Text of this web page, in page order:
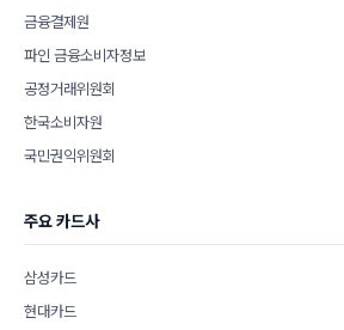
금융결제원
파인 금융소비자정보
공정거래위원회
한국소비자원
국민권익위원회
주요 카드사
삼성카드
현대카드